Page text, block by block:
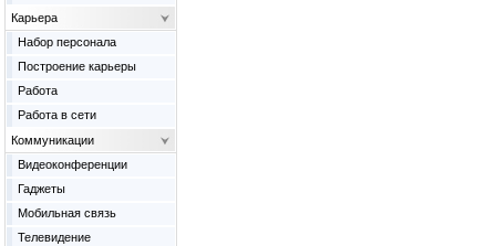
Карьера
Набор персонала
Построение карьеры
Работа
Работа в сети
Коммуникации
Видеоконференции
Гаджеты
Мобильная связь
Телевидение